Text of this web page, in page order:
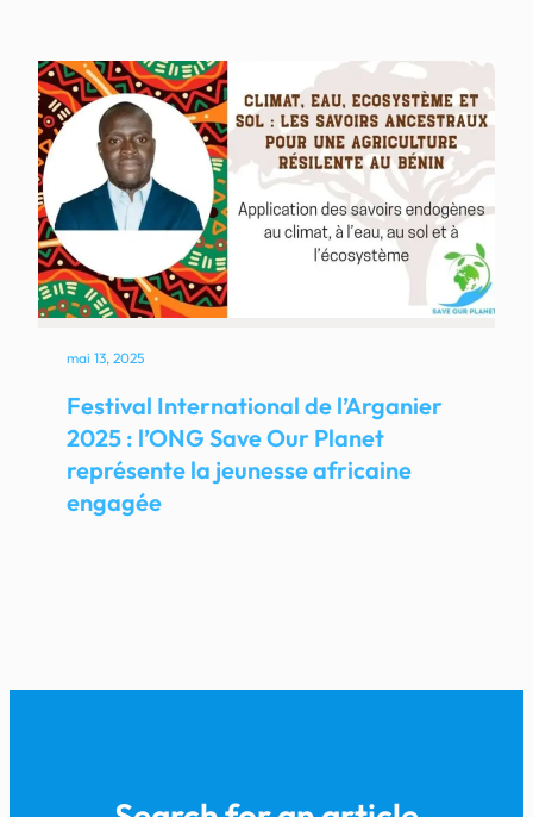
mai 13, 2025
Festival International de l’Arganier
2025 : l’ONG Save Our Planet
représente la jeunesse africaine
engagée